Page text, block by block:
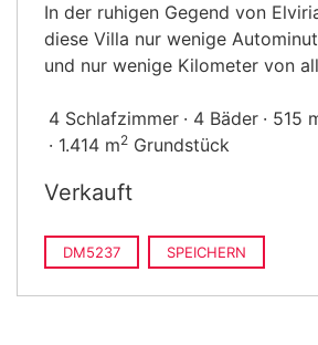
In der ruhigen Gegend von
diese Villa nur wenige
und nur wenige Kilometer von
4 Schlafzimmer 4 Bäder 515
1.414 m2 Grundstück
Verkauft
DM5237 SPEICHERN